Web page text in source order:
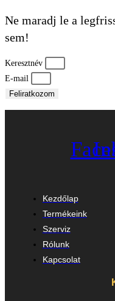
Ne maradj le a
sem!
Keresztnév
E-mail
Feliratkozom
Kezdőlap
Termékeink
Szerviz
Rólunk
Kapcsolat